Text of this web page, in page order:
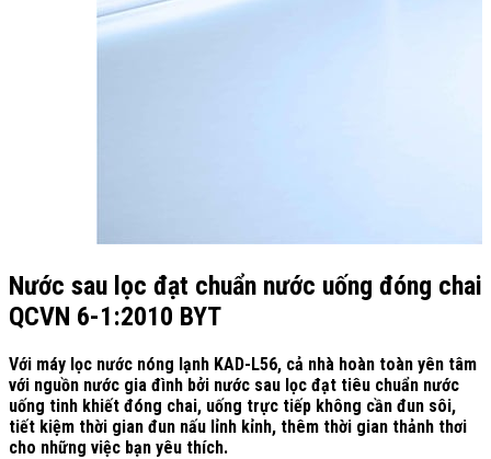
Nước sau lọc đạt chuẩn nước uống đóng chai
QCVN 6-1:2010 BYT
Với máy lọc nước nóng lạnh KAD-L56, cả nhà hoàn toàn yên tâm
với nguồn nước gia đình bởi nước sau lọc đạt tiêu chuẩn nước
uống tinh khiết đóng chai, uống trực tiếp không cần đun sôi,
tiết kiệm thời gian đun nấu lỉnh kỉnh, thêm thời gian thảnh thơi
cho những việc bạn yêu thích.